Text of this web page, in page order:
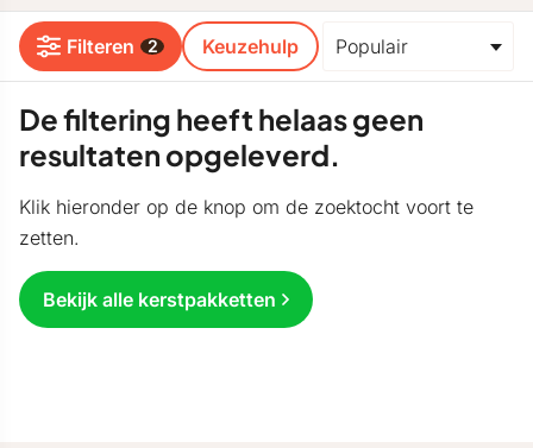
Filteren 2 Keuzehulp
De filtering heeft helaas geen
resultaten opgeleverd.
Klik hieronder op de knop om de zoektocht voort te
zetten.
Bekijk alle kerstpakketten